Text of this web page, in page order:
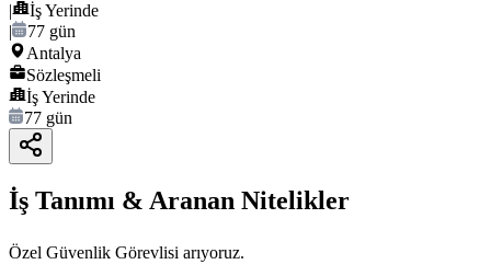
|
İş Yerinde
|
77 gün
Antalya
Sözleşmeli
İş Yerinde
77 gün
İş Tanımı & Aranan Nitelikler
Özel Güvenlik Görevlisi arıyoruz.